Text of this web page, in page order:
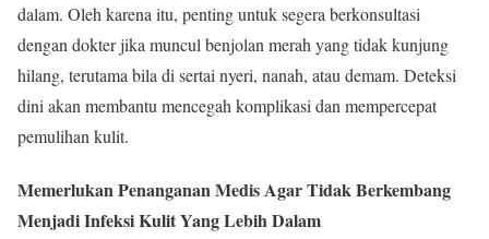
dalam. Oleh karena itu, penting untuk segera berkonsultasi
dengan dokter jika muncul benjolan merah yang tidak kunjung
hilang, terutama bila di sertai nyeri, nanah, atau demam. Deteksi
dini akan membantu mencegah komplikasi dan mempercepat
pemulihan kulit.
Memerlukan Penanganan Medis Agar Tidak Berkembang
Menjadi Infeksi Kulit Yang Lebih Dalam